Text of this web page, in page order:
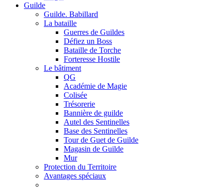
Guilde
Guilde. Babillard
La bataille
Guerres de Guildes
Défiez un Boss
Bataille de Torche
Forteresse Hostile
Le bâtiment
QG
Académie de Magie
Colisée
Trésorerie
Bannière de guilde
Autel des Sentinelles
Base des Sentinelles
Tour de Guet de Guilde
Magasin de Guilde
Mur
Protection du Territoire
Avantages spéciaux